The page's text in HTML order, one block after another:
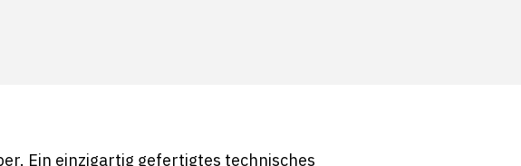
Ein einzigartig gefertigtes technisches